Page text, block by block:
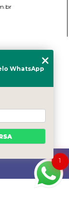
1
WhatsApp